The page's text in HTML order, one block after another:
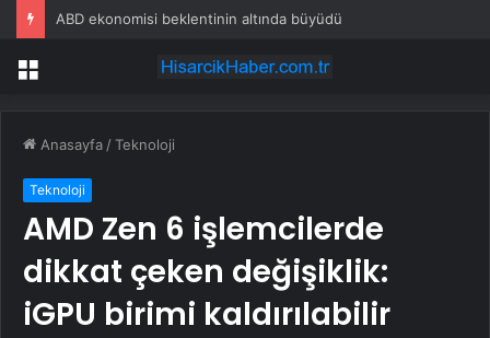
ABD ekonomisi beklentinin altında büyüdü
Menü
Anasayfa /Teknoloji
Teknoloji
AMD Zen 6 işlemcilerde
dikkat çeken değişiklik:
iGPU birimi kaldırılabilir